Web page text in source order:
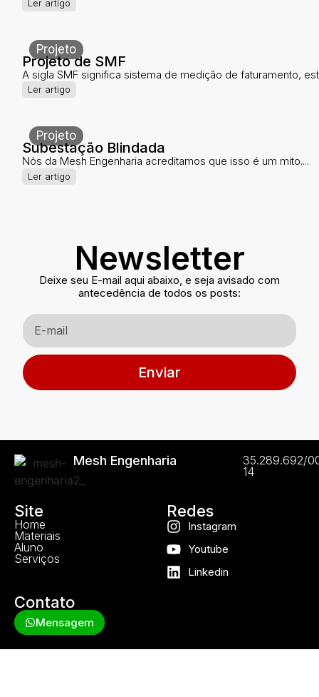
Ler artigo
Projeto
Projeto de SMF
A sigla SMF significa sistema de medição de faturamento,
Ler artigo
Projeto
Subestação Blindada
Nós da Mesh Engenharia acreditamos que isso é um mito....
Ler artigo
Newsletter
Deixe seu E-mail aqui abaixo, e seja avisado com
antecedência de todos os posts:
Enviar
Mesh Engenharia
35.289.692/
14
Site
Home
Materiais
Aluno
Serviços
Redes
Instagram
Youtube
Linkedin
Contato
Mensagem